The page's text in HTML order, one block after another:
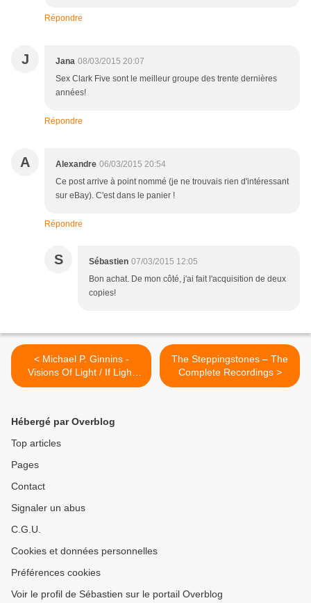
Répondre
J Jana 08/03/2015 20:07
Sex Clark Five sont le meilleur groupe des trente dernières
années!
Répondre
A Alexandre 06/03/2015 20:54
Ce post arrive à point nommé (je ne trouvais rien d'intéressant
sur eBay). C'est dans le panier !
Répondre
S Sébastien 07/03/2015 12:05
Bon achat. De mon côté, j'ai fait l'acquisition de deux
copies!
< Michael P. Ginnins -
Visions Of Light / If Light
Could Only Hear (197x)
The Steppingstones – The
Complete Recordings >
Hébergé par Overblog
Top articles
Pages
Contact
Signaler un abus
C.G.U.
Cookies et données personnelles
Préférences cookies
Voir le profil de Sébastien sur le portail Overblog